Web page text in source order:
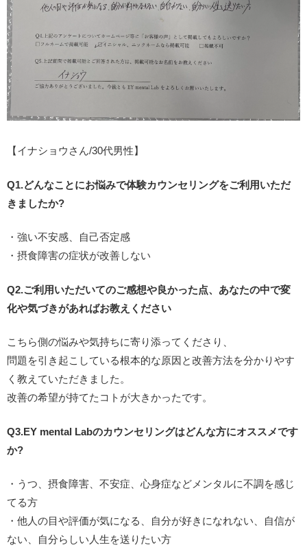
【イナショウさん/30代男性】
Q1.どんなことにお悩みで体験カウンセリングをご利用いただ
きましたか?
・強い不安感、自己否定感
・摂食障害の症状が改善しない
Q2.ご利用いただいてのご感想や良かった点、あなたの中で変
化や気づきがあればお教えください
こちら側の悩みや気持ちに寄り添ってくださり、
問題を引き起こしている根本的な原因と改善方法を分かりやす
く教えていただきました。
改善の希望が持てたコトが大きかったです。
Q3.EY mental Labのカウンセリングはどんな方にオススメです
か?
・うつ、摂食障害、不安症、心身症などメンタルに不調を感じ
てる方
・他人の目や評価が気になる、自分が好きになれない、自信が
ない、自分らしい人生を送りたい方